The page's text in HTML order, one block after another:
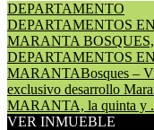
DEPARTAMENTO
DEPARTAMENTOS
MARANTA
DEPARTAMENTOS
MARANTABosques –
exclusivo desarrollo
MARANTA, la quinta y
VER INMUEBLE